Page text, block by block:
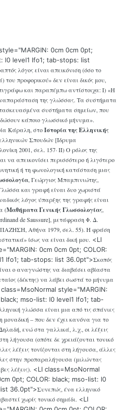
0cm 0cm 0pt;
l0 level1 lfo1; tab-stops: list
λόγος είναι απεικόνιση (όσο το
προφορικού» δεν είναι δικός μου,
και παραπέμπω αντίστοιχα: Ι) «Η
της γλώσσας. Τα συστήματα
συστήματα σημείων, που
κάποιο γλωσσικό μήνυμα».
Κάραλη, στοΙστορία της Ελληνικής
Σπουδών [Ίδρυμα
2001, σελ. 157· ΙΙ) Ο ρόλος της
να απεικονίσει περισσότερο ή λιγότερο
ή τη φωνολογική κατάσταση μιας
, Γεώργιος Μπαμπινιώτης,
και γραφή είναι δυο χωριστά
λόγος ύπαρξης της γραφής είναι
(Μαθήματα Γενικής Γλωσσολογίας,
de Saussure], μετάφραση Φ. Δ.
Αθήνα 1979, σελ. 55). Η φράση
ίσως να είναι δική μου. <LI
0cm 0cm 0pt; COLOR:
lfo1; tab-stops: list 36.0pt">Σκοπός
ο αναγνώστης να διαβάσει αβίαστα
(δέκτης) να λάβει σωστά το μήνυμα
class=MsoNormal style="MARGIN:
mso-list: l0 level1 lfo1; tab-
γλώσσα είναι μια από τις σπάνιες
μοναδική – που δεν έχει κανόνα για το
ενώ στα γαλλικά, λ.χ., οι λέξεις
λήγουσα (οπότε δε χρειάζονται τονικό
λέξεις τονίζονται στη λήγουσα, άλλες
στην προπαραλήγουσα (μιλώντας
λέξεις). <LI class=MsoNormal
0pt; COLOR: black; mso-list: l0
36.0pt">Συνεπώς, ένα ελληνικό
χωρίς τονικό σημάδι. <LI